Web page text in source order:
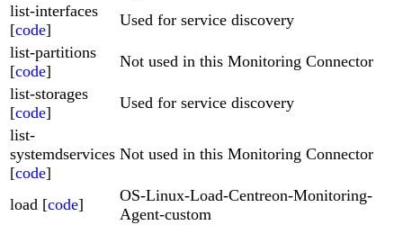
list-interfaces
[code]
Used for service discovery
list-partitions
[code]
Not used in this Monitoring Connector
list-storages
[code]
Used for service discovery
list-
systemdservices
[code]
Not used in this Monitoring Connector
load [code]
OS-Linux-Load-Centreon-Monitoring-
Agent-custom